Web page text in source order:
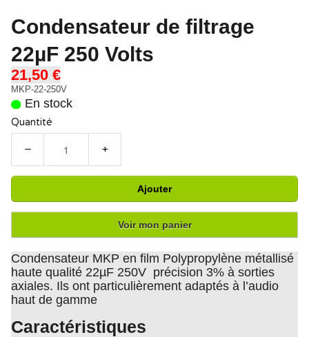
Condensateur de filtrage
22µF 250 Volts
21,50 €
MKP-22-250V
En stock
Quantité
− +
Ajouter
Voir mon panier
Condensateur MKP en film Polypropylène métallisé
haute qualité 22µF 250V précision 3% à sorties
axiales. Ils ont particulièrement adaptés à l’audio
haut de gamme
Caractéristiques